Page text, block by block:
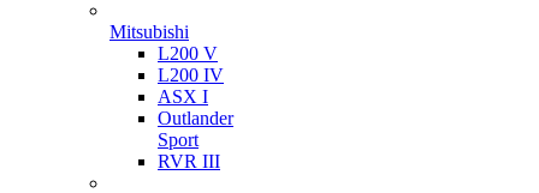
Mitsubishi
L200 V
L200 IV
ASX I
Outlander
Sport
RVR III